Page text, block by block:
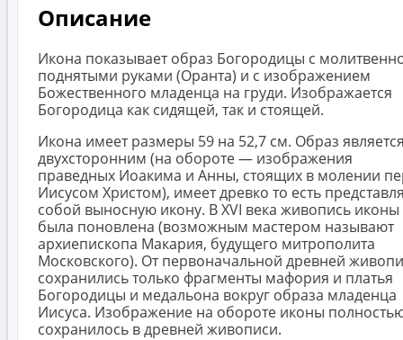
Описание
Икона показывает образ Богородицы с
поднятыми руками (Оранта) и с изображением
Божественного младенца на груди. Изображается
Богородица как сидящей, так и стоящей.
Икона имеет размеры 59 на 52,7 см. Образ
двухсторонним (на обороте — изображения
праведных Иоакима и Анны, стоящих в молении
Иисусом Христом), имеет древко то есть
собой выносную икону. В XVI века живопись иконы
была поновлена (возможным мастером называют
архиепископа Макария, будущего митрополита
Московского). От первоначальной древней
сохранились только фрагменты мафория и платья
Богородицы и медальона вокруг образа младенца
Иисуса. Изображение на обороте иконы
сохранилось в древней живописи.